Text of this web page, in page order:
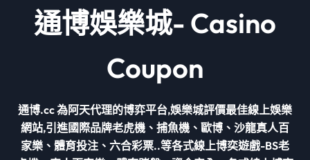
通博娛樂城- Casino
Coupon
通博.cc 為阿天代理的博弈平台,娛樂城評價最佳線上娛樂
網站,引進國際品牌老虎機、捕魚機、歐博、沙龍真人百
家樂、體育投注、六合彩票..等各式線上博奕遊戲-BS老